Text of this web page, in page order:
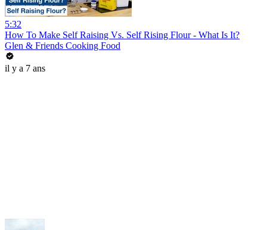
5:32
How To Make Self Raising Vs. Self Rising Flour - What Is It?
Glen & Friends Cooking Food
il y a 7 ans